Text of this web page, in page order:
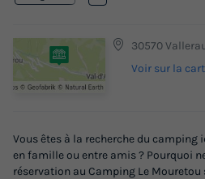
30570
Voir sur la
Vous êtes à la recherche du camping
en famille ou entre amis ? Pourquoi
réservation au Camping Le